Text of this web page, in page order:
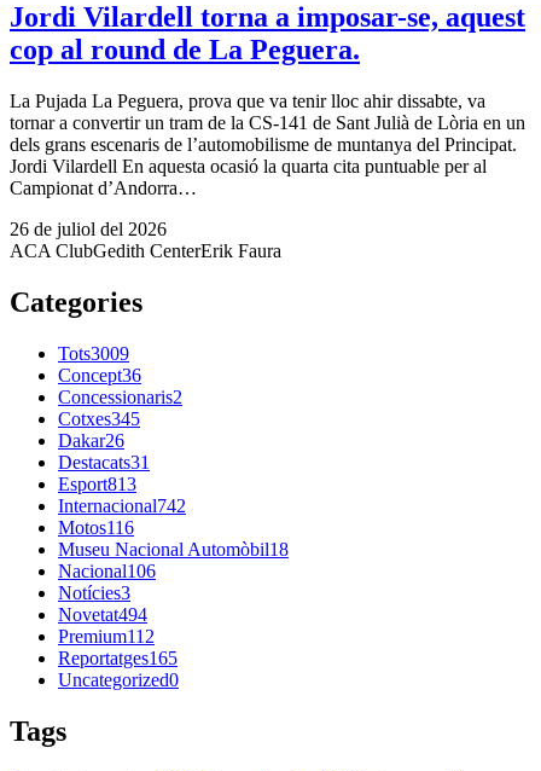
Jordi Vilardell torna a imposar-se, aquest
cop al round de La Peguera.
La Pujada La Peguera, prova que va tenir lloc ahir dissabte, va
tornar a convertir un tram de la CS-141 de Sant Julià de Lòria en un
dels grans escenaris de l’automobilisme de muntanya del Principat.
Jordi Vilardell En aquesta ocasió la quarta cita puntuable per al
Campionat d’Andorra…
26 de juliol del 2026
ACA ClubGedith CenterErik Faura
Categories
Tots3009
Concept36
Concessionaris2
Cotxes345
Dakar26
Destacats31
Esport813
Internacional742
Motos116
Museu Nacional Automòbil18
Nacional106
Notícies3
Novetat494
Premium112
Reportatges165
Uncategorized0
Tags